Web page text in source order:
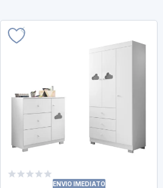
ENVIO IMEDIATO